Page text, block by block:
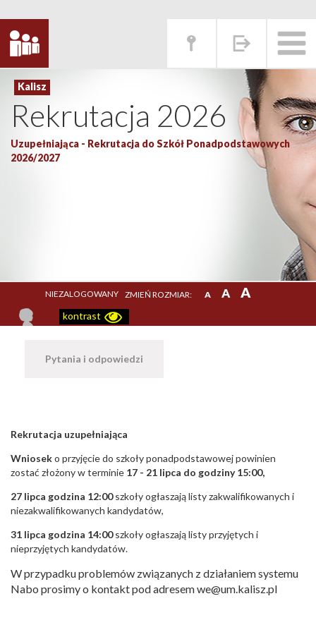
Rekrutacja 2026
Uzupełniająca - Rekrutacja do Szkół Ponadpodstawowych
2026/2027
NIEZALOGOWANY ZMIEŃ ROZMIAR: A A A
kontrast
Pytania i odpowiedzi
Rekrutacja uzupełniająca
Wnioseko przyjęcie do szkoły ponadpodstawowej powinien
zostać złożony w terminie 17 - 21 lipca do godziny 15:00,
27 lipca godzina 12:00szkoły ogłaszają listy zakwalifikowanych i
niezakwalifikowanych kandydatów,
31 lipca godzina 14:00szkoły ogłaszają listy przyjętych i
nieprzyjętych kandydatów.
W przypadku problemów związanych z działaniem systemu
Nabo prosimy o kontakt pod adresem we@um.kalisz.pl